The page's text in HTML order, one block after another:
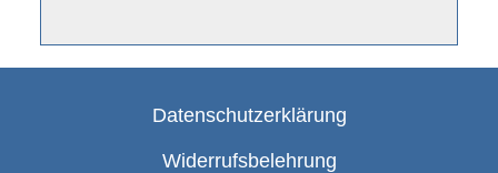
Datenschutzerklärung
Widerrufsbelehrung